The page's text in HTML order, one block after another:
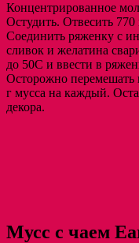
Концентрированное
Остудить. Отвесить 770
Соединить ряженку с
сливок и желатина
до 50С и ввести в
Осторожно перемешать
г мусса на каждый.
декора.
Мусс с чаем